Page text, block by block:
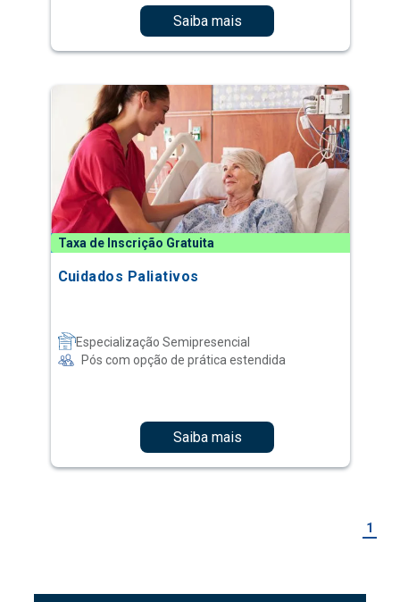
Saiba mais
Taxa de Inscrição Gratuita
Cuidados Paliativos
Especialização Semipresencial
Pós com opção de prática estendida
Saiba mais
1